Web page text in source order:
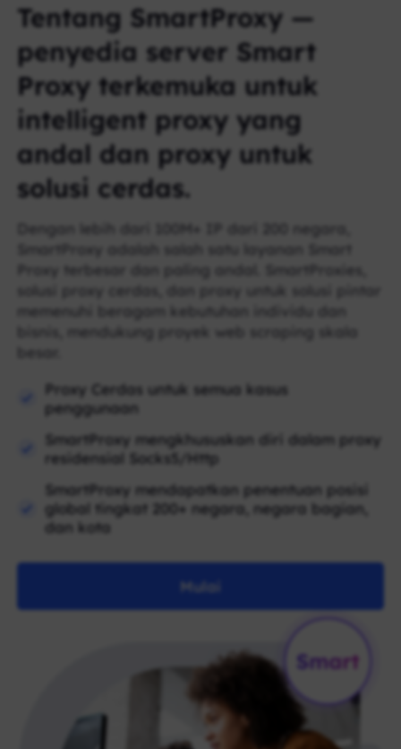
Tentang SmartProxy —
penyedia server Smart
Proxy terkemuka untuk
intelligent proxy yang
andal dan proxy untuk
solusi cerdas.
Dengan lebih dari 100M+ IP dari 200 negara,
SmartProxy adalah salah satu layanan Smart
Proxy terbesar dan paling andal. SmartProxies,
solusi proxy cerdas, dan proxy untuk solusi pintar
memenuhi beragam kebutuhan individu dan
bisnis, mendukung proyek web scraping skala
besar.
Proxy Cerdas untuk semua kasus
penggunaan
SmartProxy mengkhususkan diri dalam proxy
residensial Socks5/Http
SmartProxy mendapatkan penentuan posisi
global tingkat 200+ negara, negara bagian,
dan kota
Mulai